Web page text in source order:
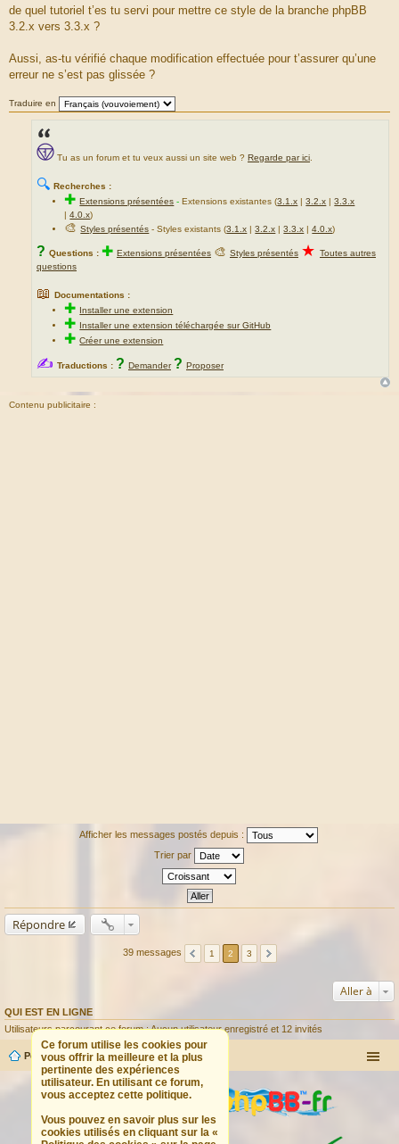
a
g
e
de quel tutoriel t’es tu servi pour mettre ce style de la branche phpBB
3.2.x vers 3.3.x ?
Aussi, as-tu vérifié chaque modification effectuée pour t’assurer qu’une
erreur ne s’est pas glissée ?
Traduire en
Tu as un forum et tu veux aussi un site web ? Regarde par ici
🔍 Recherches :
✚Extensions présentées -Extensions existantes (3.1.x |3.2.x |3.3.x
|4.0.x)
🎨Styles présentés - Styles existants (3.1.x |3.2.x |3.3.x |4.0.x)
? Questions : ✚ Extensions présentées 🎨 Styles présentés ★ Toutes autres
questions
📖 Documentations :
✚ Installer une extension
✚ Installer une extension téléchargée sur GitHub
✚Créer une extension
✍ Traductions : ? Demander ? Proposer
Contenu publicitaire :
Afficher les messages postés depuis :
Trier par
Répondre
39 messages 1 2 3
Aller à
QUI EST EN LIGNE
Utilisateurs parcourant ce forum : Aucun utilisateur enregistré et 12 invités
Ce forum utilise les cookies pour
vous offrir la meilleure et la plus
pertinente des expériences
utilisateur. En utilisant ce forum,
vous acceptez cette politique.
Vous pouvez en savoir plus sur les
cookies utilisés en cliquant sur la «
Portail Forum